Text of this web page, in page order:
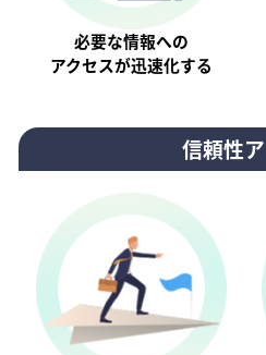
必要な情報への
アクセスが迅速化する
信頼性